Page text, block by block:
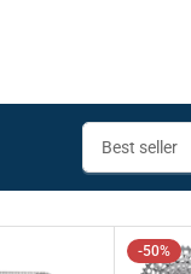
r
i
-50%